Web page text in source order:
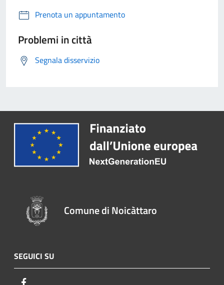
Prenota un appuntamento
Problemi in città
Segnala disservizio
Comune di Noicàttaro
SEGUICI SU